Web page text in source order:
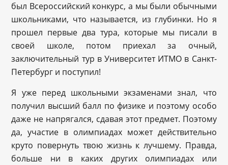
был Всероссийский конкурс, а мы были обычными
школьниками, что называется, из глубинки. Но я
прошел первые два тура, которые мы писали в
своей школе, потом приехал за очный,
заключительный тур в Университет ИТМО в Санкт-
Петербург и поступил!
Я уже перед школьными экзаменами знал, что
получил высший балл по физике и поэтому особо
даже не напрягался, сдавая этот предмет. Поэтому
да, участие в олимпиадах может действительно
круто повернуть твою жизнь к лучшему. Правда,
больше ни в каких других олимпиадах или